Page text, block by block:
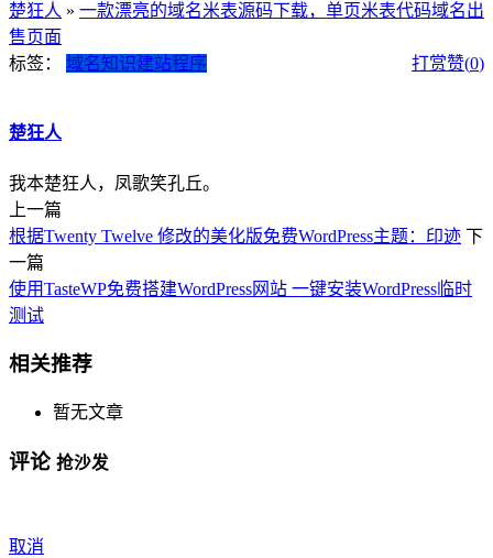
楚狂人 » 一款漂亮的域名米表源码下载，单页米表代码域名出
售页面
打赏赞(0)
标签： 域名知识建站程序
楚狂人
我本楚狂人，凤歌笑孔丘。
上一篇
根据Twenty Twelve 修改的美化版免费WordPress主题：印迹 下
一篇
使用TasteWP免费搭建WordPress网站 一键安装WordPress临时
测试
相关推荐
暂无文章
评论 抢沙发
取消